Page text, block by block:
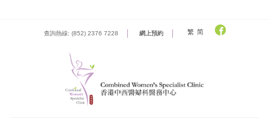
查詢熱線: (852) 2376 7228 網上預約 繁 简